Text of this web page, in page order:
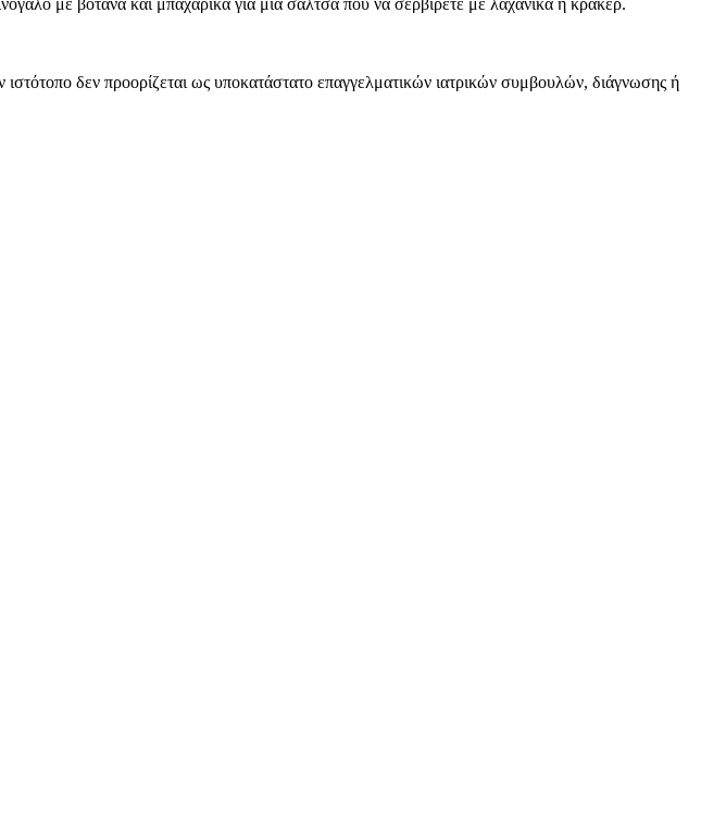
με βότανα και μπαχαρικά για μια σάλτσα που να σερβίρετε με λαχανικά ή κράκερ.
δεν προορίζεται ως υποκατάστατο επαγγελματικών ιατρικών συμβουλών, διάγνωσης ή